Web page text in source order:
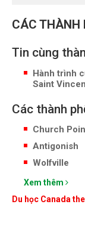
CÁC THÀNH
Tin cùng
Hành trình
Saint
Các thành
Church
Antigonish
Wolfville
Xem thêm
Du học Canada